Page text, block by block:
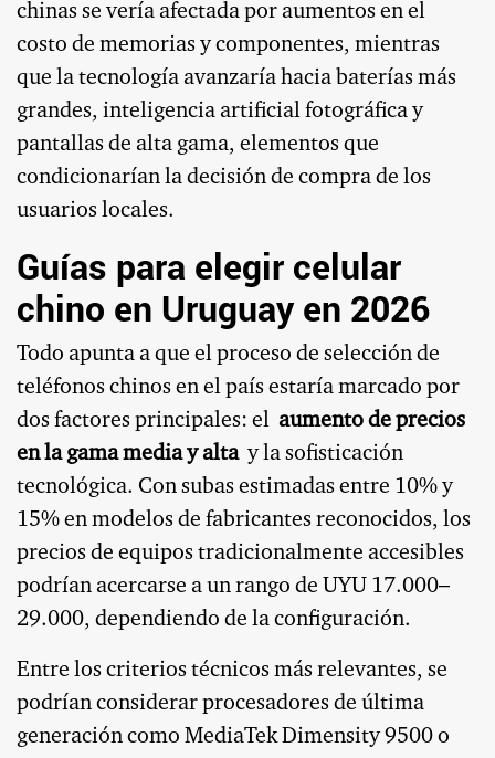
chinas se vería afectada por aumentos en el
costo de memorias y componentes, mientras
que la tecnología avanzaría hacia baterías más
grandes, inteligencia artificial fotográfica y
pantallas de alta gama, elementos que
condicionarían la decisión de compra de los
usuarios locales.
Guías para elegir celular
chino en Uruguay en 2026
Todo apunta a que el proceso de selección de
teléfonos chinos en el país estaría marcado por
dos factores principales: el aumento de precios
en la gama media y altay la sofisticación
tecnológica. Con subas estimadas entre 10% y
15% en modelos de fabricantes reconocidos, los
precios de equipos tradicionalmente accesibles
podrían acercarse a un rango de UYU 17.000–
29.000, dependiendo de la configuración.
Entre los criterios técnicos más relevantes, se
podrían considerar procesadores de última
generación como MediaTek Dimensity 9500 o